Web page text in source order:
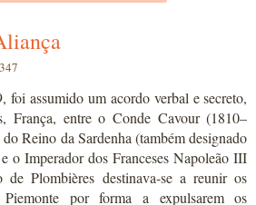
foi assumido um acordo verbal e secreto,
França, entre o Conde Cavour (1810–
Reino da Sardenha (também designado
o Imperador dos Franceses Napoleão III
Plombières destinava-se a reunir os
por forma a expulsarem os